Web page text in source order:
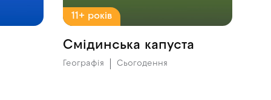
11+ років
Смідинська капуста
Географія Сьогодення